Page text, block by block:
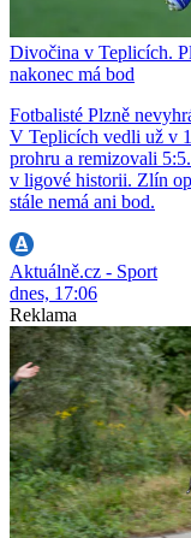
Divočina v Teplicích.
nakonec má bod
Fotbalisté Plzně
V Teplicích vedli už v
prohru a remizovali
v ligové historii. Zlín
stále nemá ani bod.
Aktuálně.cz - Sport
dnes, 17:06
Reklama